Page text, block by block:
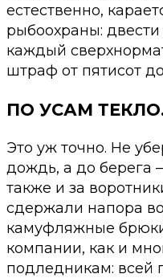
естественно,
рыбоохраны: двести
каждый
штраф от пятисот
ПО УСАМ
Это уж точно. Не
дождь, а до берега
также и за
сдержали напора
камуфляжные
компании, как и
подледникам: